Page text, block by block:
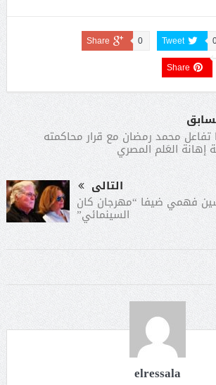
Tweet
Share 0
Share
محمد رمضان مع قرار محاكمته
إهانة العَلم المصري
التالى
فهمي ضيفا “مهرجان كان
السينمائي”
elressala